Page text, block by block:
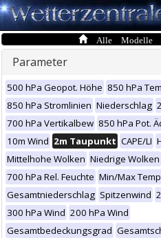
Alle Modelle
Parameter
500 hPa Geopot. Höhe 850 hPa
850 hPa Stromlinien Niederschlag
700 hPa Vertikalbew 850 hPa Pot.
10m Wind 2m Taupunkt CAPE/LI
Mittelhohe Wolken Niedrige Wolken
700 hPa Rel. Feuchte Min/Max
Gesamtniederschlag Spitzenwind
300 hPa Wind 200 hPa Wind
Gesamtbedeckungsgrad